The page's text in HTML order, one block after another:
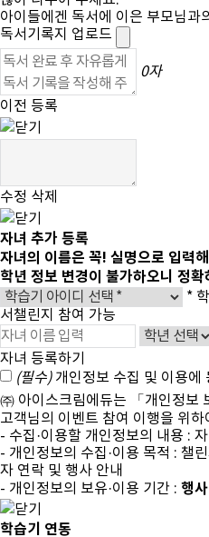
아이들에겐 독서에 이은 부모님과
독서기록지 업로드
0자
이전 등록
수정 삭제
자녀 추가 등록
자녀의 이름은 꼭! 실명으로 입력
학년 정보 변경이 불가하오니 정확
*
서챌린지 참여 가능
자녀 등록하기
(필수)개인정보 수집 및 이용에
㈜ 아이스크림에듀는 「개인정보
고객님의 이벤트 참여 이행을 위
- 수집·이용할 개인정보의 내용 :
- 개인정보의 수집·이용 목적 : 챌
자 연락 및 행사 안내
- 개인정보의 보유·이용 기간 : 행
학습기 연동